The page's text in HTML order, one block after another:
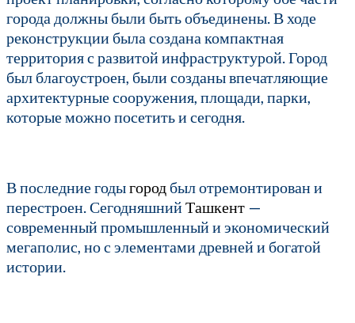
города должны были быть объединены. В ходе
реконструкции была создана компактная
территория с развитой инфраструктурой. Город
был благоустроен, были созданы впечатляющие
архитектурные сооружения, площади, парки,
которые можно посетить и сегодня.
В последние годыгород был отремонтирован и
перестроен. СегодняшнийТашкент —
современный промышленный и экономический
мегаполис, но с элементами древней и богатой
истории.